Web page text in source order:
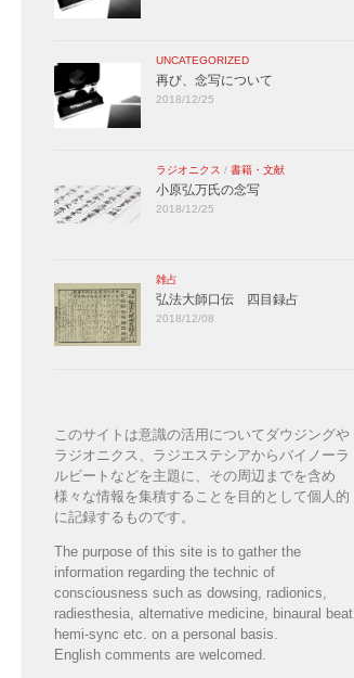
UNCATEGORIZED
再び、念写について
2018/12/25
ラジオニクス / 書籍・文献
小原弘万氏の念写
2018/12/25
雑占
弘法大師口伝 四目録占
2018/12/08
このサイトは意識の活用についてダウジングや
ラジオニクス、ラジエステシアからバイノーラ
ルビートなどを主題に、その周辺までを含め
様々な情報を集積することを目的として個人的
に記録するものです。
The purpose of this site is to gather the
information regarding the technic of
consciousness such as dowsing, radionics,
radiesthesia, alternative medicine, binaural beat,
hemi-sync etc. on a personal basis.
English comments are welcomed.